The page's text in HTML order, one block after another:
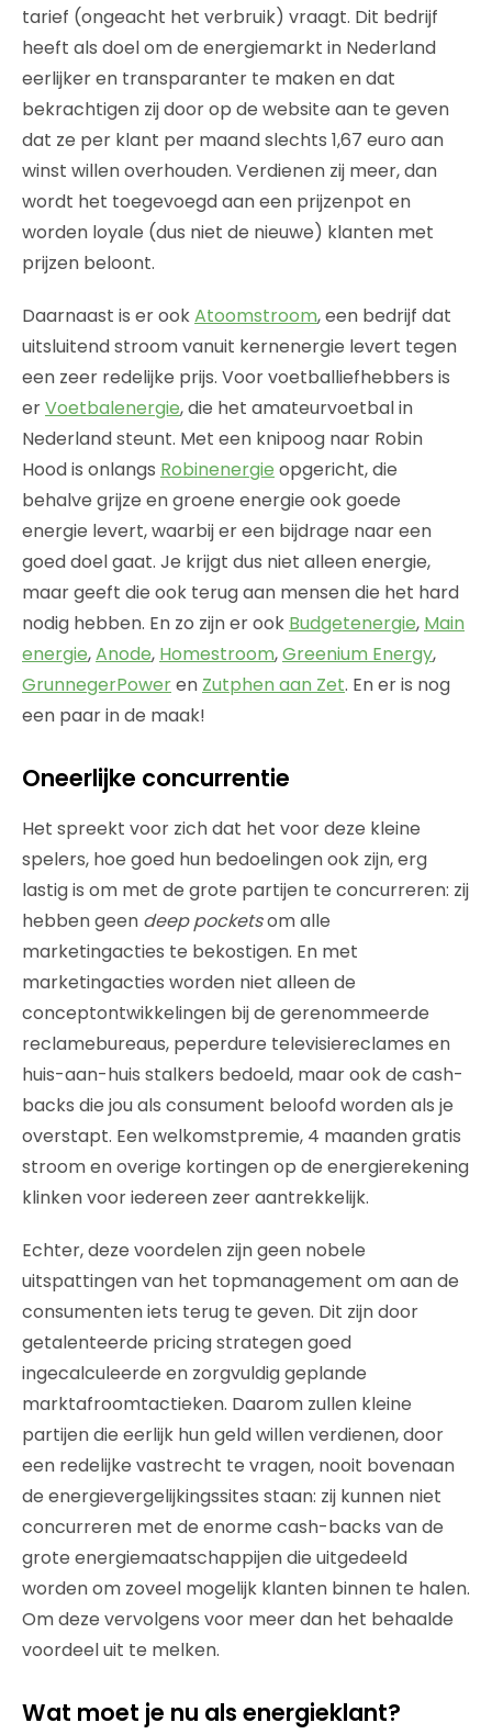
tarief (ongeacht het verbruik) vraagt. Dit bedrijf
heeft als doel om de energiemarkt in Nederland
eerlijker en transparanter te maken en dat
bekrachtigen zij door op de website aan te geven
dat ze per klant per maand slechts 1,67 euro aan
winst willen overhouden. Verdienen zij meer, dan
wordt het toegevoegd aan een prijzenpot en
worden loyale (dus niet de nieuwe) klanten met
prijzen beloont.
Daarnaast is er ookAtoomstroom, een bedrijf dat
uitsluitend stroom vanuit kernenergie levert tegen
een zeer redelijke prijs. Voor voetballiefhebbers is
erVoetbalenergie, die het amateurvoetbal in
Nederland steunt. Met een knipoog naar Robin
Hood is onlangs Robinenergie opgericht, die
behalve grijze en groene energie ook goede
energie levert, waarbij er een bijdrage naar een
goed doel gaat. Je krijgt dus niet alleen energie,
maar geeft die ook terug aan mensen die het hard
nodig hebben. En zo zijn er ook Budgetenergie, Main
energie,Anode, Homestroom,Greenium Energy,
GrunnegerPoweren Zutphen aan Zet. En er is nog
een paar in de maak!
Oneerlijke concurrentie
Het spreekt voor zich dat het voor deze kleine
spelers, hoe goed hun bedoelingen ook zijn, erg
lastig is om met de grote partijen te concurreren: zij
hebben geen deep pocketsom alle
marketingacties te bekostigen. En met
marketingacties worden niet alleen de
conceptontwikkelingen bij de gerenommeerde
reclamebureaus, peperdure televisiereclames en
huis-aan-huis stalkers bedoeld, maar ook de cash-
backs die jou als consument beloofd worden als je
overstapt. Een welkomstpremie, 4 maanden gratis
stroom en overige kortingen op de energierekening
klinken voor iedereen zeer aantrekkelijk.
Echter, deze voordelen zijn geen nobele
uitspattingen van het topmanagement om aan de
consumenten iets terug te geven. Dit zijn door
getalenteerde pricing strategen goed
ingecalculeerde en zorgvuldig geplande
marktafroomtactieken. Daarom zullen kleine
partijen die eerlijk hun geld willen verdienen, door
een redelijke vastrecht te vragen, nooit bovenaan
de energievergelijkingssites staan: zij kunnen niet
concurreren met de enorme cash-backs van de
grote energiemaatschappijen die uitgedeeld
worden om zoveel mogelijk klanten binnen te halen.
Om deze vervolgens voor meer dan het behaalde
voordeel uit te melken.
Wat moet je nu als energieklant?